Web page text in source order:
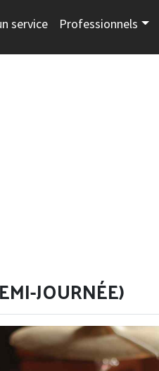
service Professionnels
JOURNÉE)